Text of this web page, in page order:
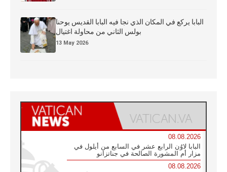
البابا يركع في المكان الذي نجا فيه البابا القديس يوحنا
بولس الثاني من محاولة اغتيال
13 May 2026
08.08.2026
البابا لاوُن الرابع عشر في السابع من أيلول في
مزار أم المشورة الصالحة في جناتزانو
08.08.2026